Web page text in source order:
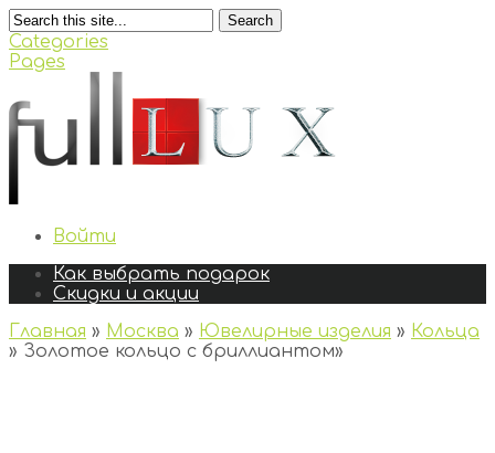
Search
Categories
Pages
Войти
Как выбрать подарок
Скидки и акции
Главная » Москва » Ювелирные изделия » Кольца
» Золотое кольцо с бриллиантом»